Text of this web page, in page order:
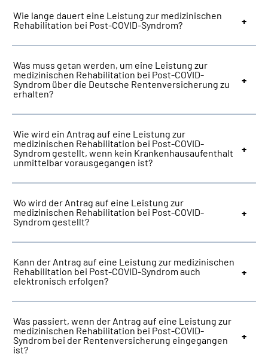
Wie lange dauert eine Leistung zur medizinischen
Rehabilitation bei Post-COVID-Syndrom?
Was muss getan werden, um eine Leistung zur
medizinischen Rehabilitation bei Post-COVID-
Syndrom über die Deutsche Rentenversicherung zu
erhalten?
Wie wird ein Antrag auf eine Leistung zur
medizinischen Rehabilitation bei Post-COVID-
Syndrom gestellt, wenn kein Krankenhausaufenthalt
unmittelbar vorausgegangen ist?
Wo wird der Antrag auf eine Leistung zur
medizinischen Rehabilitation bei Post-COVID-
Syndrom gestellt?
Kann der Antrag auf eine Leistung zur medizinischen
Rehabilitation bei Post-COVID-Syndrom auch
elektronisch erfolgen?
Was passiert, wenn der Antrag auf eine Leistung zur
medizinischen Rehabilitation bei Post-COVID-
Syndrom bei der Rentenversicherung eingegangen
ist?